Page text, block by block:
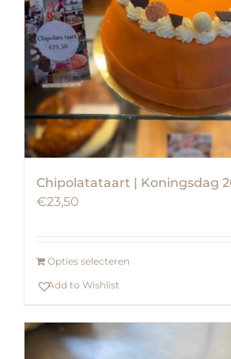
Chipolatataart | Koningsdag
€23,50
Opties selecteren
Add to Wishlist